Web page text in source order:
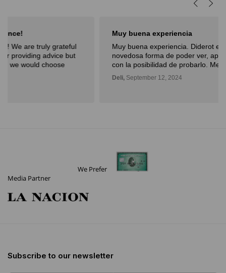
Muy buena experiencia
Muy buena experiencia. Diderot es una excelente y
novedosa forma de poder ver, aprender, comprar arte y
con la posibilidad de probarlo. Me fue muy bien!
We Prefer
Media Partner
Subscribe to our newsletter